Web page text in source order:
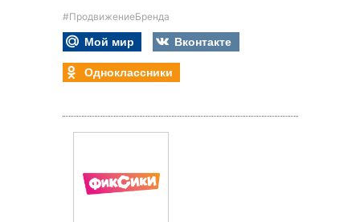
#ПродвижениеБренда
Мой мир
Вконтакте
Одноклассники